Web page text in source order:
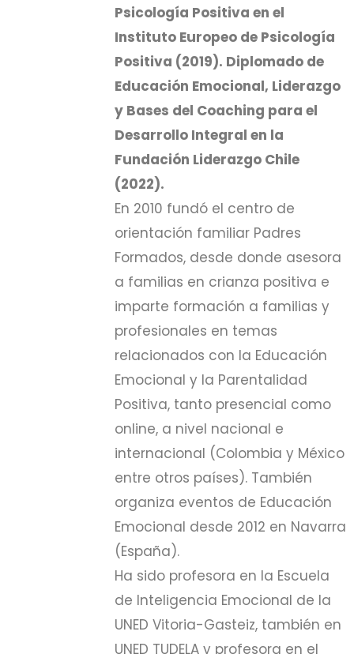
Psicología Positiva en el
Instituto Europeo de Psicología
Positiva (2019). Diplomado de
Educación Emocional, Liderazgo
y Bases del Coaching para el
Desarrollo Integral en la
Fundación Liderazgo Chile
(2022).
En 2010 fundó el centro de
orientación familiar Padres
Formados, desde donde asesora
a familias en crianza positiva e
imparte formación a familias y
profesionales en temas
relacionados con la Educación
Emocional y la Parentalidad
Positiva, tanto presencial como
online, a nivel nacional e
internacional (Colombia y México
entre otros países). También
organiza eventos de Educación
Emocional desde 2012 en Navarra
(España).
Ha sido profesora en la Escuela
de Inteligencia Emocional de la
UNED Vitoria-Gasteiz, también en
UNED TUDELA y profesora en el